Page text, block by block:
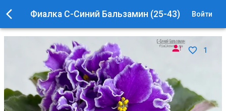
Фиалка С-Синий Бальзамин (25-43) Войти
1